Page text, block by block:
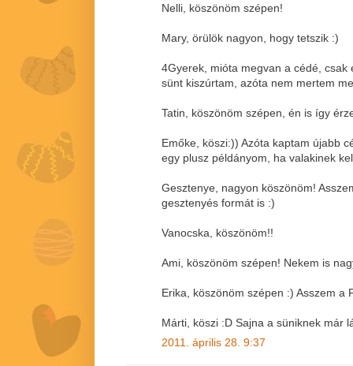
Nelli, köszönöm szépen!
Mary, örülök nagyon, hogy tetszik :)
4Gyerek, mióta megvan a cédé,
sünt kiszúrtam, azóta nem mertem
Tatin, köszönöm szépen, én is így
Emőke, köszi:)) Azóta kaptam újabb
egy plusz példányom, ha valakinek
Gesztenye, nagyon köszönöm!
gesztenyés formát is :)
Vanocska, köszönöm!!
Ami, köszönöm szépen! Nekem is
Erika, köszönöm szépen :) Asszem a
Márti, köszi :D Sajna a süniknek már
2011. április 28. 9:37